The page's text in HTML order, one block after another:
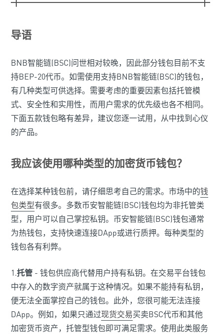
导语
BNB智能链(BSC)问世相对较晚，因此部分钱包目前不支
持BEP-20代币。如需使用支持BNB智能链(BSC)的钱包，
有几种类型可供选择。需要考虑的重要因素包括托管模
式、安全性和实用性，而用户需求的优先级也各不相同。
下面五款钱包略有差异，建议您逐一试用，从中找到心仪
的产品。
我应该使用哪种类型的加密货币钱包？
在选择某种钱包前，请仔细思考自己的需求。市场中的钱
包类型有很多。多数币安智能链(BSC)钱包均为非托管类
型，用户可以自己掌控私钥。币安智能链(BSC)钱包通常
为热钱包，支持快速连接DApp或进行质押。每种类型的
钱包各有利弊。
1.托管 - 钱包供应商代替用户持有私钥。在交易平台钱包
中存入的数字资产就属于这种情况。如果不能持有私钥，
便无法全面掌控自己的钱包。此外，您很可能无法连接
DApp。例如，如果只通过现货交易买卖BSC代币和其他
加密货币资产，托管型钱包即可满足需求。使用此类服务